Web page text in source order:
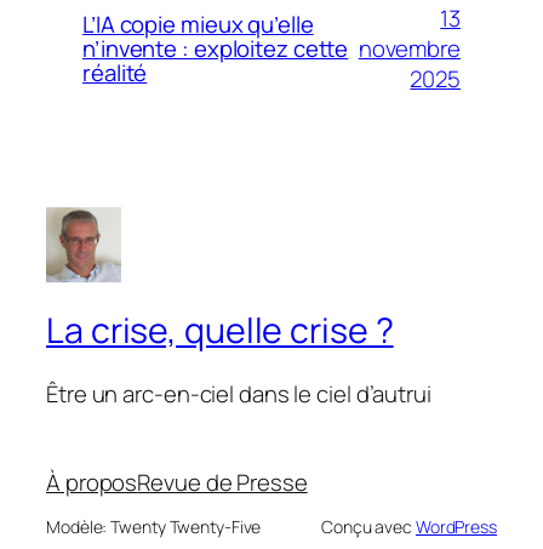
L’IA copie mieux qu’elle
n’invente : exploitez cette
réalité
13
novembre
2025
La crise, quelle crise ?
Être un arc-en-ciel dans le ciel d’autrui
À proposRevue de Presse
Modèle: Twenty Twenty-Five Conçu avec WordPress